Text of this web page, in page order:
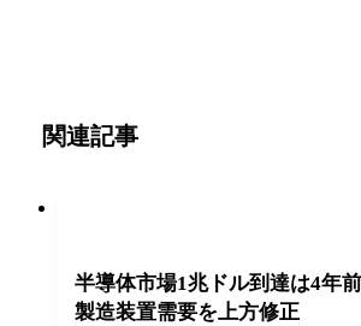
関連記事
半導体市場1兆ドル到達は4年
製造装置需要を上方修正